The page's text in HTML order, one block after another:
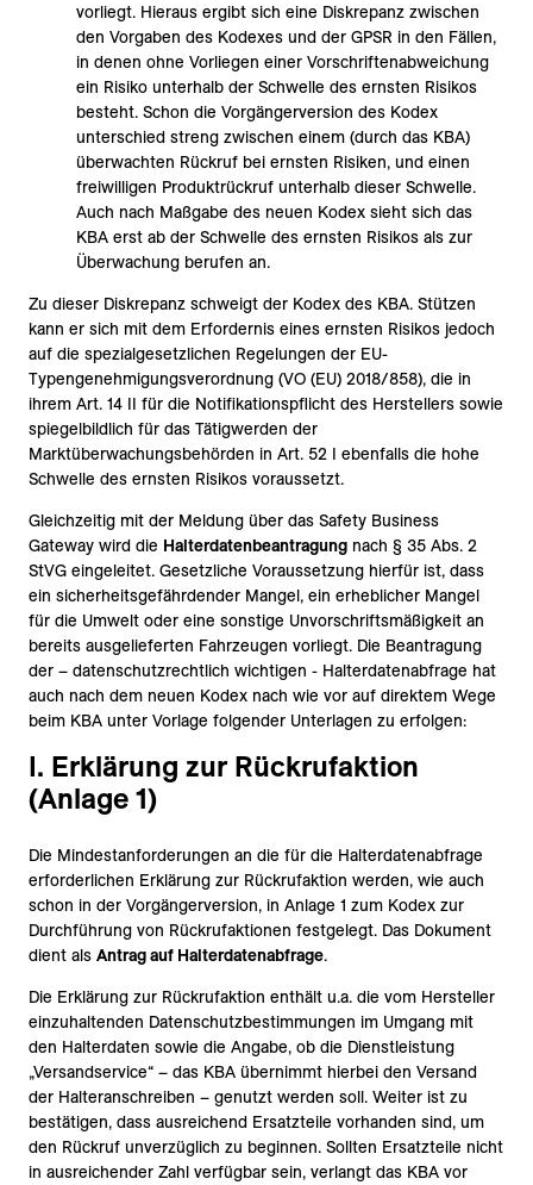
vorliegt. Hieraus ergibt sich eine Diskrepanz zwischen
den Vorgaben des Kodexes und der GPSR in den Fällen,
in denen ohne Vorliegen einer Vorschriftenabweichung
ein Risiko unterhalb der Schwelle des ernsten Risikos
besteht. Schon die Vorgängerversion des Kodex
unterschied streng zwischen einem (durch das KBA)
überwachten Rückruf bei ernsten Risiken, und einen
freiwilligen Produktrückruf unterhalb dieser Schwelle.
Auch nach Maßgabe des neuen Kodex sieht sich das
KBA erst ab der Schwelle des ernsten Risikos als zur
Überwachung berufen an.
Zu dieser Diskrepanz schweigt der Kodex des KBA. Stützen
kann er sich mit dem Erfordernis eines ernsten Risikos jedoch
auf die spezialgesetzlichen Regelungen der EU-
Typengenehmigungsverordnung (VO (EU) 2018/858), die in
ihrem Art. 14 II für die Notifikationspflicht des Herstellers sowie
spiegelbildlich für das Tätigwerden der
Marktüberwachungsbehörden in Art. 52 I ebenfalls die hohe
Schwelle des ernsten Risikos voraussetzt.
Gleichzeitig mit der Meldung über das Safety Business
Gateway wird die Halterdatenbeantragung nach § 35 Abs. 2
StVG eingeleitet. Gesetzliche Voraussetzung hierfür ist, dass
ein sicherheitsgefährdender Mangel, ein erheblicher Mangel
für die Umwelt oder eine sonstige Unvorschriftsmäßigkeit an
bereits ausgelieferten Fahrzeugen vorliegt. Die Beantragung
der – datenschutzrechtlich wichtigen - Halterdatenabfrage hat
auch nach dem neuen Kodex nach wie vor auf direktem Wege
beim KBA unter Vorlage folgender Unterlagen zu erfolgen:
I. Erklärung zur Rückrufaktion
(Anlage 1)
Die Mindestanforderungen an die für die Halterdatenabfrage
erforderlichen Erklärung zur Rückrufaktion werden, wie auch
schon in der Vorgängerversion, in Anlage 1 zum Kodex zur
Durchführung von Rückrufaktionen festgelegt. Das Dokument
dient als Antrag auf Halterdatenabfrage.
Die Erklärung zur Rückrufaktion enthält u.a. die vom Hersteller
einzuhaltenden Datenschutzbestimmungen im Umgang mit
den Halterdaten sowie die Angabe, ob die Dienstleistung
„Versandservice“ – das KBA übernimmt hierbei den Versand
der Halteranschreiben – genutzt werden soll. Weiter ist zu
bestätigen, dass ausreichend Ersatzteile vorhanden sind, um
den Rückruf unverzüglich zu beginnen. Sollten Ersatzteile nicht
in ausreichender Zahl verfügbar sein, verlangt das KBA vor